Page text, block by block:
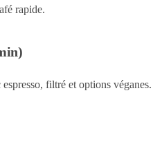
rapide.
filtré et options véganes.